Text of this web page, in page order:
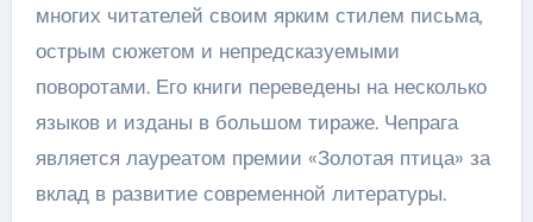
многих читателей своим ярким стилем письма,
острым сюжетом и непредсказуемыми
поворотами. Его книги переведены на несколько
языков и изданы в большом тираже. Чепрага
является лауреатом премии «Золотая птица» за
вклад в развитие современной литературы.